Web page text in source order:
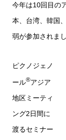
今年は10回目の
本、台湾、韓国
弱が参加されまし
ピクノジェノ
ール®アジア
地区ミーティ
ング2日間に
渡るセミナー